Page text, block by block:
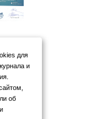
для
и
об